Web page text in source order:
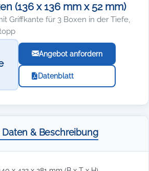
(136 x 136 mm x 52 mm)
Griffkante für 3 Boxen in der Tiefe,
Angebot anfordern
Datenblatt
& Beschreibung